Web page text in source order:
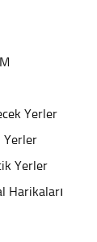
Yerler
Yerler
Yerler
Harikaları